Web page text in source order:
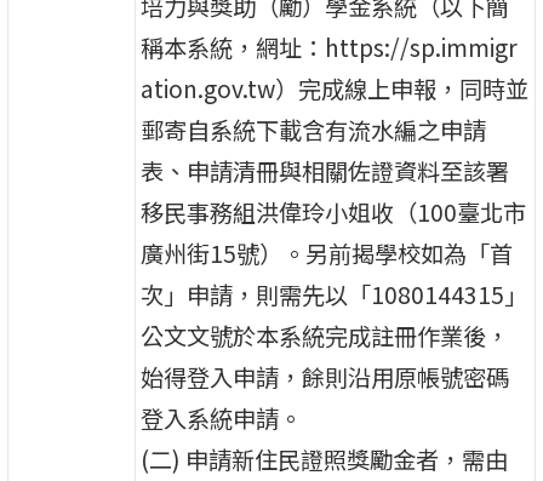
稱本系統，網址：https://sp.immigr
ation.gov.tw）完成線上申報，同時並
郵寄自系統下載含有流水編之申請
表、申請清冊與相關佐證資料至該署
移民事務組洪偉玲小姐收（100臺北市
廣州街15號）。另前揭學校如為「首
次」申請，則需先以「1080144315」
公文文號於本系統完成註冊作業後，
始得登入申請，餘則沿用原帳號密碼
登入系統申請。
(二) 申請新住民證照獎勵金者，需由